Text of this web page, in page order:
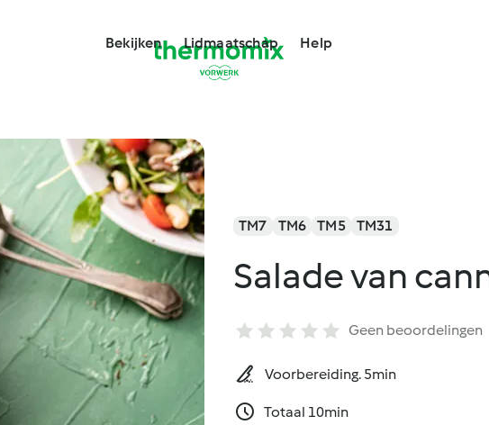
Bekijken Lidmaatschap Help
TM7 TM6 TM5 TM31
Salade van
Geen beoordelingen
Voorbereiding. 5min
Totaal 10min